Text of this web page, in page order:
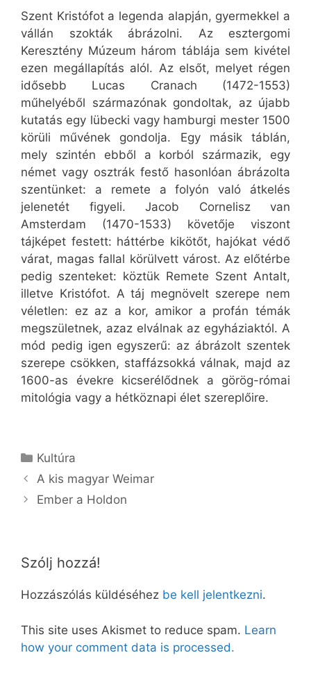
Szent Kristófot a legenda alapján, gyermekkel a
vállán szokták ábrázolni. Az esztergomi
Keresztény Múzeum három táblája sem kivétel
ezen megállapítás alól. Az elsőt, melyet régen
idősebb Lucas Cranach (1472-1553)
műhelyéből származónak gondoltak, az újabb
kutatás egy lübecki vagy hamburgi mester 1500
körüli művének gondolja. Egy másik táblán,
mely szintén ebből a korból származik, egy
német vagy osztrák festő hasonlóan ábrázolta
szentünket: a remete a folyón való átkelés
jelenetét figyeli. Jacob Cornelisz van
Amsterdam (1470-1533) követője viszont
tájképet festett: háttérbe kikötőt, hajókat védő
várat, magas fallal körülvett várost. Az előtérbe
pedig szenteket: köztük Remete Szent Antalt,
illetve Kristófot. A táj megnövelt szerepe nem
véletlen: ez az a kor, amikor a profán témák
megszületnek, azaz elválnak az egyháziaktól. A
mód pedig igen egyszerű: az ábrázolt szentek
szerepe csökken, staffázsokká válnak, majd az
1600-as évekre kicserélődnek a görög-római
mitológia vagy a hétköznapi élet szereplőire.
Kategória
Kultúra
A kis magyar Weimar
Ember a Holdon
Szólj hozzá!
Hozzászólás küldéséhez be kell jelentkezni.
This site uses Akismet to reduce spam. Learn
how your comment data is processed.